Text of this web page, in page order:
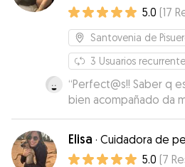
5.0 (17
Santovenia de
3 Usuarios
“Perfect@s!! Saber q
bien acompañado da
Elisa · Cuidadora de
5.0 (7